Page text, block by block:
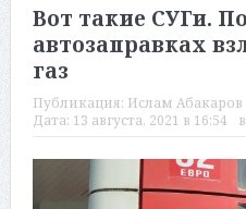
Вот такие СУГи.
автозаправках
газ
Публикация: Ислам Абакаров
Дата: 13 августа, 2021 в 16:54